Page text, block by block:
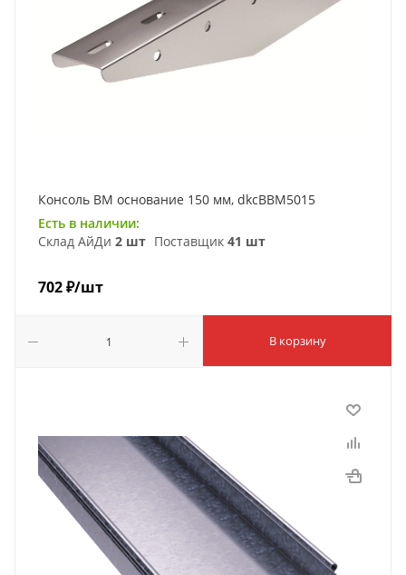
Консоль ВМ основание 150 мм, dkcBBM5015
Есть в наличии:
Склад АйДи 2 шт Поставщик 41 шт
702₽/шт
В корзину